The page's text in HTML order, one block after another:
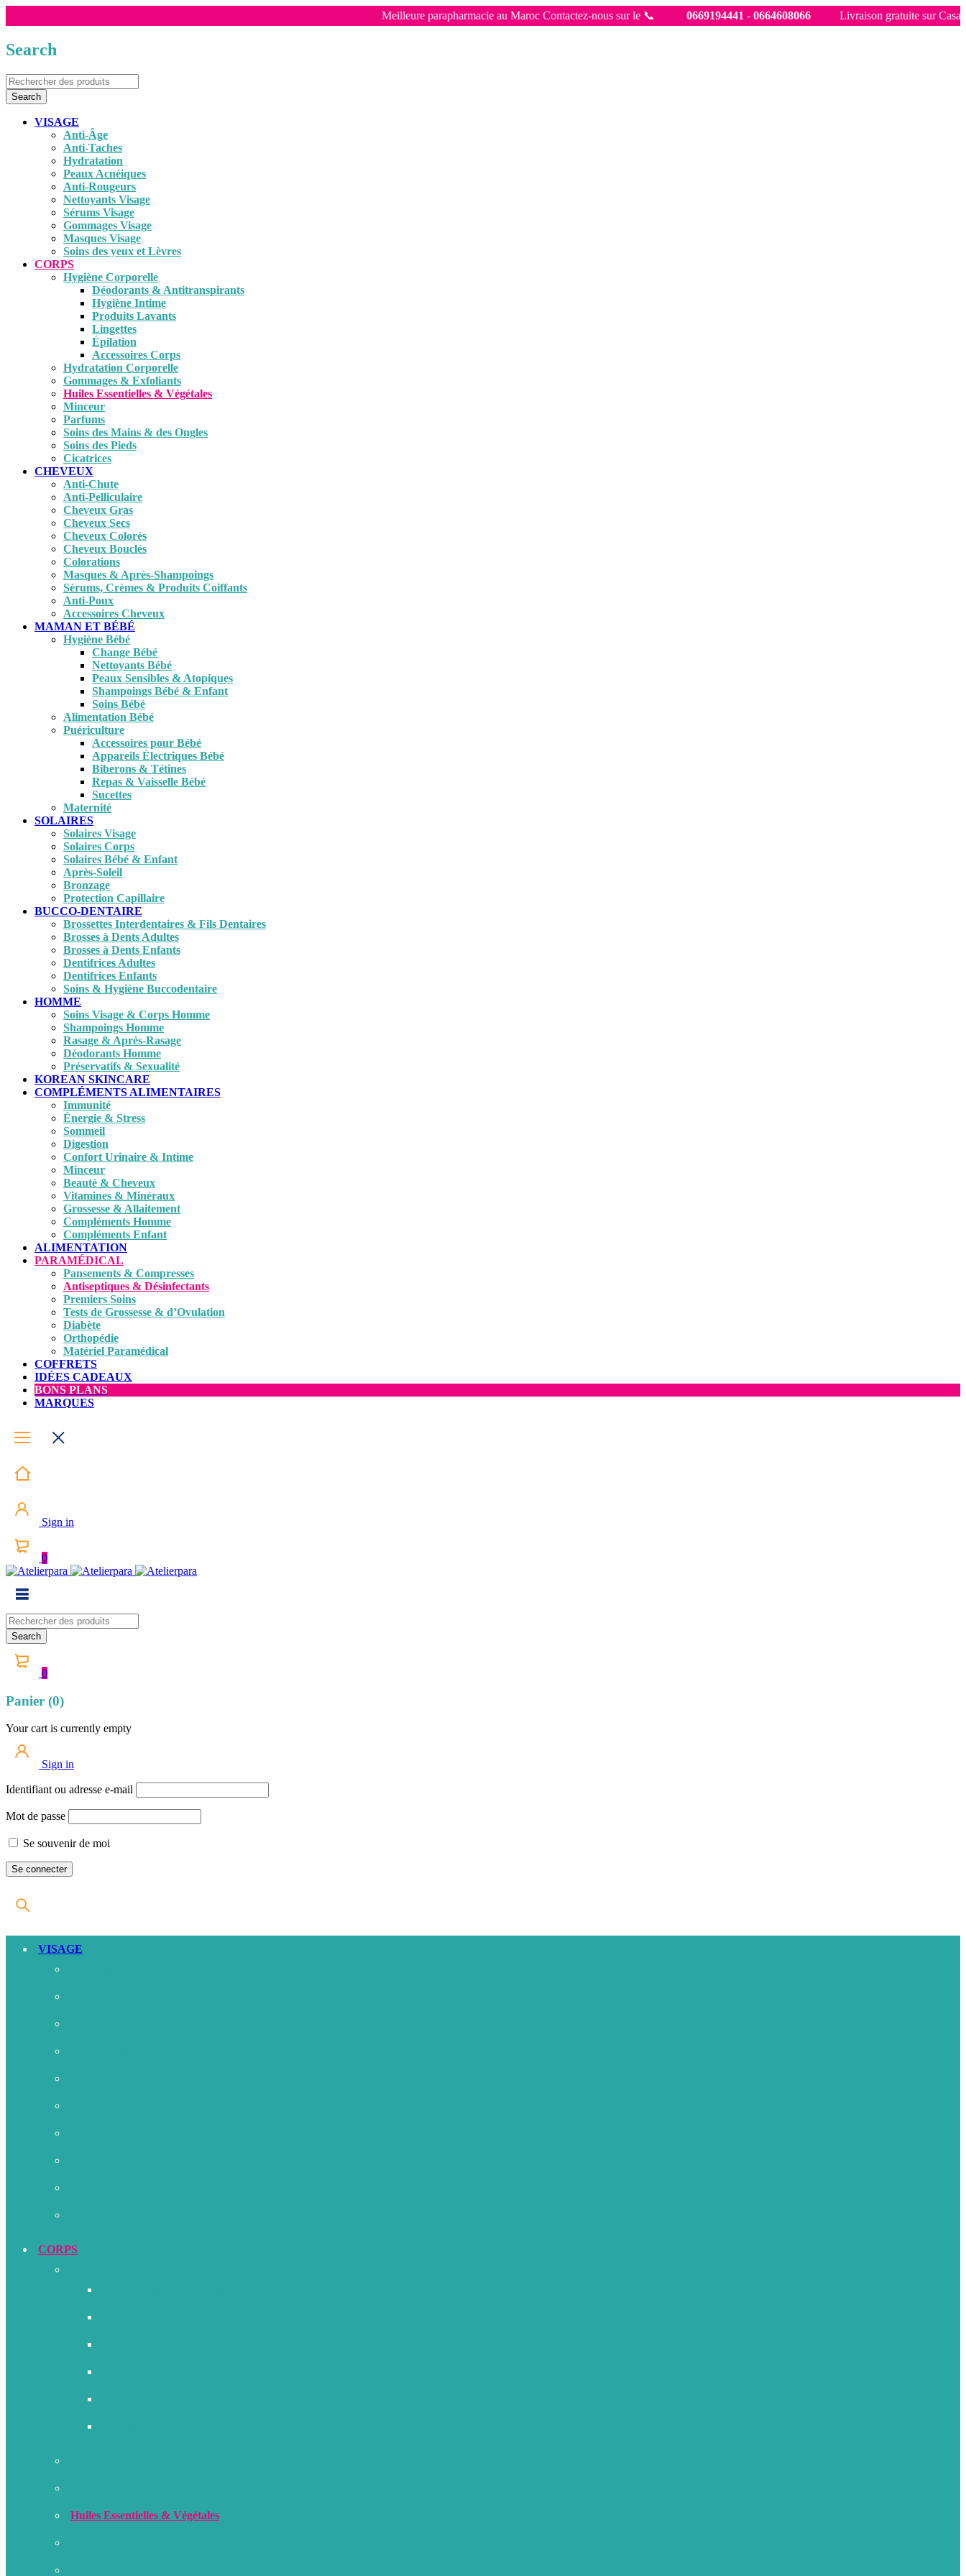
Meilleure parapharmacie au Maroc Contactez-nous sur le 📞0669194441 0664608066Livraison gratuite sur Casablanca à partir de
Search
VISAGE
Anti-Âge
Anti-Taches
Hydratation
Peaux Acnéiques
Anti-Rougeurs
Nettoyants Visage
Sérums Visage
Gommages Visage
Masques Visage
Soins des yeux et Lèvres
CORPS
Hygiène Corporelle
Déodorants & Antitranspirants
Hygiène Intime
Produits Lavants
Lingettes
Épilation
Accessoires Corps
Hydratation Corporelle
Gommages & Exfoliants
Huiles Essentielles & Végétales
Minceur
Parfums
Soins des Mains & des Ongles
Soins des Pieds
Cicatrices
CHEVEUX
Anti-Chute
Anti-Pelliculaire
Cheveux Gras
Cheveux Secs
Cheveux Colorés
Cheveux Bouclés
Colorations
Masques & Après-Shampoings
Sérums, Crèmes & Produits Coiffants
Anti-Poux
Accessoires Cheveux
MAMAN ET BÉBÉ
Hygiène Bébé
Change Bébé
Nettoyants Bébé
Peaux Sensibles & Atopiques
Shampoings Bébé & Enfant
Soins Bébé
Alimentation Bébé
Puériculture
Accessoires pour Bébé
Appareils Électriques Bébé
Biberons & Tétines
Repas & Vaisselle Bébé
Sucettes
Maternité
SOLAIRES
Solaires Visage
Solaires Corps
Solaires Bébé & Enfant
Après-Soleil
Bronzage
Protection Capillaire
BUCCO-DENTAIRE
Brossettes Interdentaires & Fils Dentaires
Brosses à Dents Adultes
Brosses à Dents Enfants
Dentifrices Adultes
Dentifrices Enfants
Soins & Hygiène Buccodentaire
HOMME
Soins Visage & Corps Homme
Shampoings Homme
Rasage & Après-Rasage
Déodorants Homme
Préservatifs & Sexualité
KOREAN SKINCARE
COMPLÉMENTS ALIMENTAIRES
Immunité
Énergie & Stress
Sommeil
Digestion
Confort Urinaire & Intime
Minceur
Beauté & Cheveux
Vitamines & Minéraux
Grossesse & Allaitement
Compléments Homme
Compléments Enfant
ALIMENTATION
PARAMÉDICAL
Pansements & Compresses
Antiseptiques & Désinfectants
Premiers Soins
Tests de Grossesse & d’Ovulation
Diabète
Orthopédie
Matériel Paramédical
COFFRETS
IDÉES CADEAUX
BONS PLANS
MARQUES
Sign in
0
0
Panier (0)
Your cart is currently empty
Sign in
Identifiant ou adresse e-mail
Mot de passe
Se souvenir de moi
VISAGE
CORPS
Huiles Essentielles & Végétales